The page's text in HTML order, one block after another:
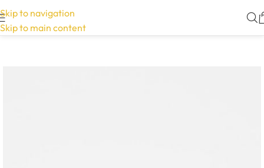
Skip to navigation
Skip to main content